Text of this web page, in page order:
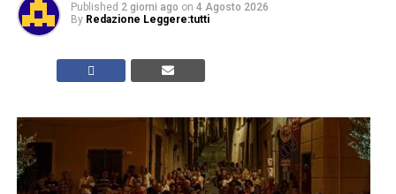
Published 2 giorni ago on 4 Agosto 2026
By Redazione Leggere:tutti